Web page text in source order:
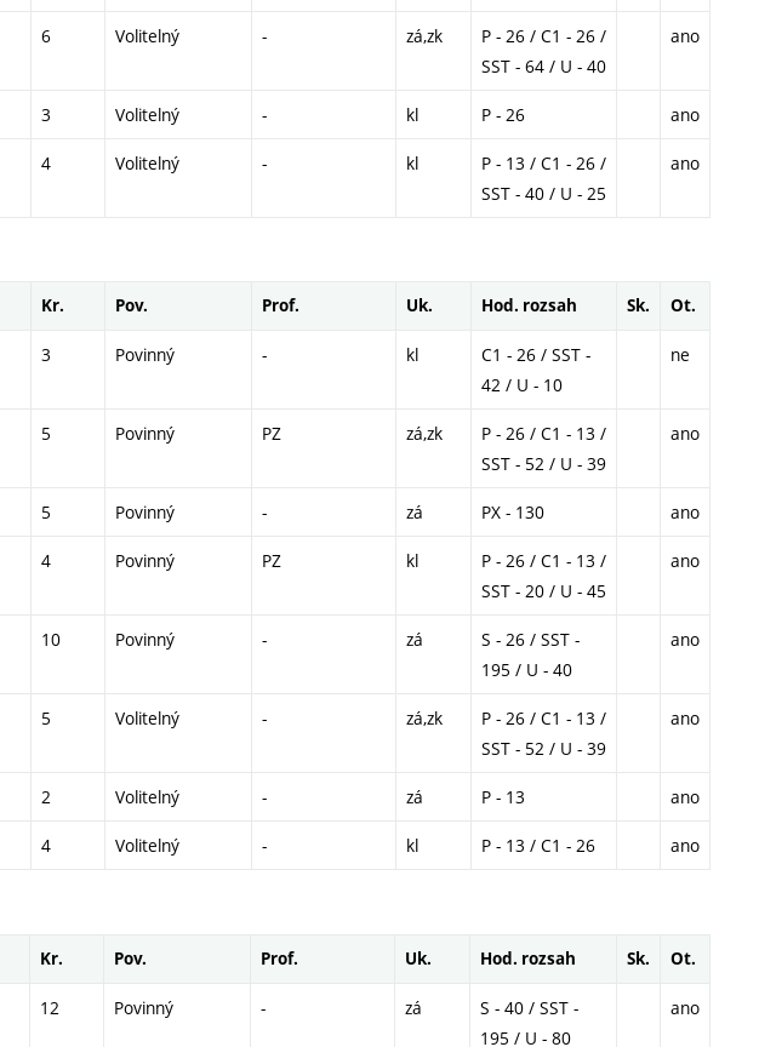
6 Volitelný - zá,zk
P - 26 / C1 - 26 /
SST - 64 / U - 40
ano
3 Volitelný - kl P - 26 ano
4 Volitelný - kl
P - 13 / C1 - 26 /
SST - 40 / U - 25
ano
Kr. Pov. Prof. Uk. Hod. rozsah Sk. Ot.
3 Povinný - kl
C1 - 26 / SST -
42 / U - 10
ne
5 Povinný PZ zá,zk
P - 26 / C1 - 13 /
SST - 52 / U - 39
ano
5 Povinný - zá PX - 130 ano
4 Povinný PZ kl
P - 26 / C1 - 13 /
SST - 20 / U - 45
ano
10 Povinný - zá
S - 26 / SST -
195 / U - 40
ano
5 Volitelný - zá,zk
P - 26 / C1 - 13 /
SST - 52 / U - 39
ano
2 Volitelný - zá P - 13 ano
4 Volitelný - kl P - 13 / C1 - 26 ano
Kr. Pov. Prof. Uk. Hod. rozsah Sk. Ot.
12 Povinný - zá
S - 40 / SST -
195 / U - 80
ano